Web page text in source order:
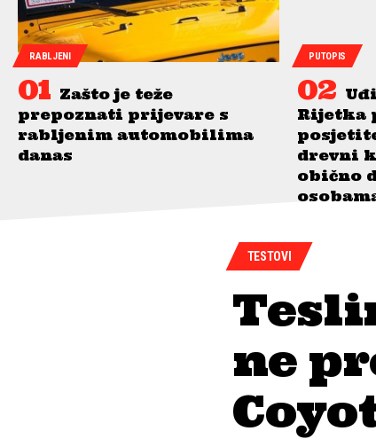
RABLJENI
Zašto je teže
prepoznati prijevare s
rabljenim automobilima
danas
PUTOPIS
Rijetka
drevni
obično
TESTOVI
ne